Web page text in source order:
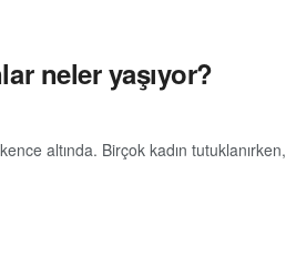
neler yaşıyor?
altında. Birçok kadın tutuklanırken,